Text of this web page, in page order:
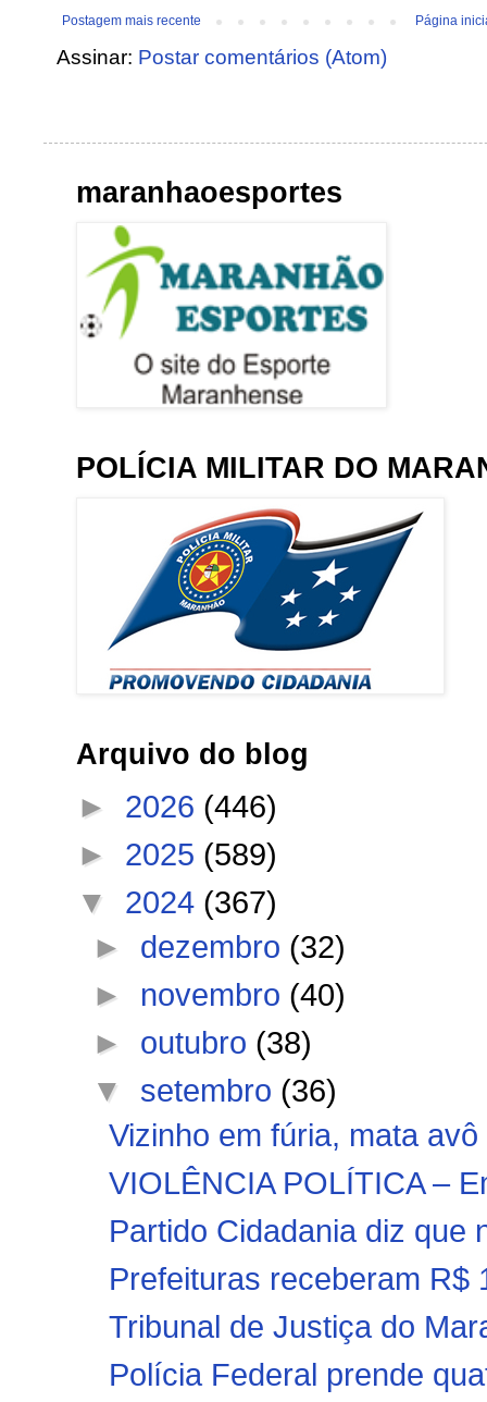
Postagem mais recente Página
Assinar: Postar comentários (Atom)
maranhaoesportes
POLÍCIA MILITAR DO
Arquivo do blog
► 2026 (446)
► 2025 (589)
▼ 2024 (367)
► dezembro (32)
► novembro (40)
► outubro (38)
▼ setembro (36)
Vizinho em fúria, mata
VIOLÊNCIA POLÍTICA –
Partido Cidadania diz que
Prefeituras receberam R$
Tribunal de Justiça do
Polícia Federal prende